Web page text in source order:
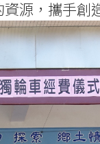
源，攜手創